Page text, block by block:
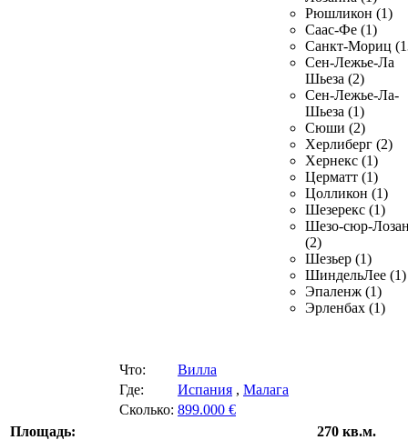
Рюшликон (1)
Саас-Фе (1)
Санкт-Мориц
Сен-Лежье-Ла
Шьеза (2)
Сен-Лежье-Ла-
Шьеза (1)
Сюши (2)
Херлиберг (2)
Хернекс (1)
Церматт (1)
Цолликон (1)
Шезерекс (1)
Шезо-сюр-
(2)
Шезьер (1)
ШиндельЛее (1)
Эпаленж (1)
Эрленбах (1)
Что:
Вилла
Где:
Испания , Малага
Сколько: 899.000 €
Площадь:
270 кв.м.